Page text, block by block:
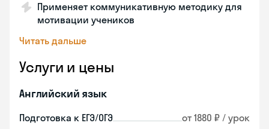
Применяет коммуникативную методику для
мотивации учеников
Читать дальше
Услуги и цены
Английский язык
Подготовка к ЕГЭ/ОГЭ от 1880 ₽ / урок